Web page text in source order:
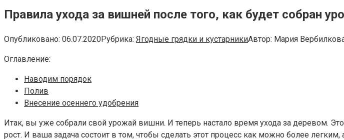
Правила ухода за вишней после того, как будет собран
Опубликовано: 06.07.2020Рубрика: Ягодные грядки и кустарникиАвтор: Мария
Оглавление:
Наводим порядок
Полив
Внесение осеннего удобрения
Итак, вы уже собрали свой урожай вишни. И теперь настало время ухода за деревом.
рост. И ваша задача состоит в том, чтобы сделать этот процесс как можно более